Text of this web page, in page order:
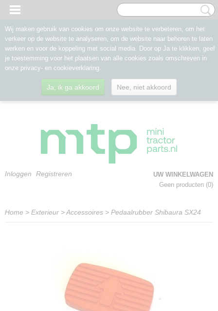
Inloggen Registreren
UW WINKELWAGEN
Geen producten (0)
Home > Exterieur >Accessoires > Pedaalrubber Shibaura SX24
Wij maken gebruik van cookies om onze website te verbeteren, om het
verkeer op de website te analyseren, om de website naar behoren te laten
werken en voor de koppeling met social media. Door op Ja te klikken, geef
je toestemming voor het plaatsen van alle cookies zoals omschreven in
onze privacy- en cookieverklaring.
Ja, ik ga akkoord Nee, niet akkoord